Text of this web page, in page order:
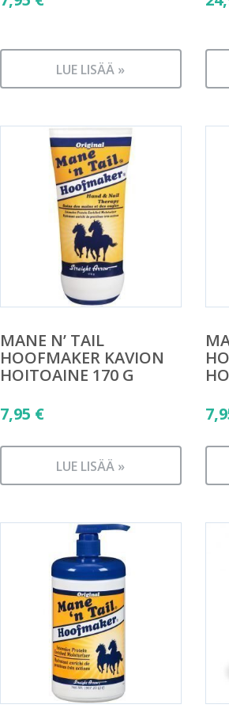
LUE LISÄÄ »
MANE N’ TAIL
HOOFMAKER KAVION
HOITOAINE 170 G
7,95 €
LUE LISÄÄ »